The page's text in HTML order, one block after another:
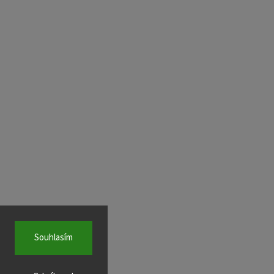
Souhlasím